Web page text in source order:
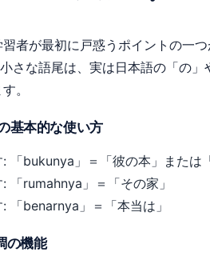
者が最初に戸惑うポイントの一
さな語尾は、実は日本語の「の」
。
基本的な使い方
: 「bukunya」＝「彼の本」または
「rumahnya」＝「その家」
「benarnya」＝「本当は」
の機能